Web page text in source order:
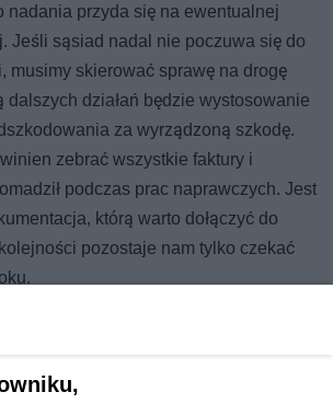
nadania przyda się na ewentualnej
Jeśli sąsiad nadal nie poczuwa się do
musimy skierować sprawę na drogę
dalszych działań będzie wystosowanie
za wyrządzoną szkodę.
zebrać wszystkie faktury i
podczas prac naprawczych. Jest
którą warto dołączyć do
pozostaje nam tylko czekać
remont pozwala